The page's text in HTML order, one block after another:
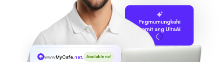
Pagmumungkahi
gamit ang UltaAI
wwwMyCafe.net.auAvailable na!